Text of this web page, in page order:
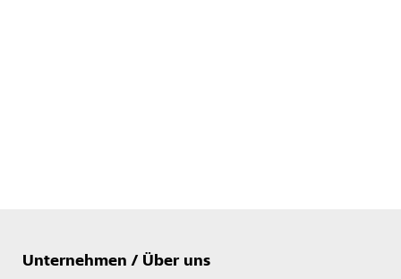
Unternehmen / Über uns